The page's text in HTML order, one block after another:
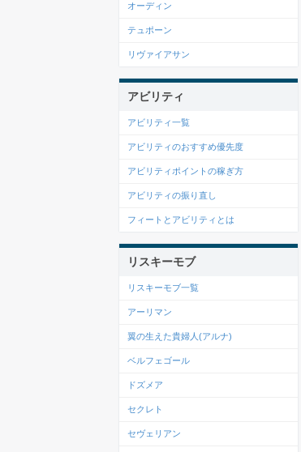
オーディン
テュポーン
リヴァイアサン
アビリティ
アビリティ一覧
アビリティのおすすめ優先度
アビリティポイントの稼ぎ方
アビリティの振り直し
フィートとアビリティとは
リスキーモブ
リスキーモブ一覧
アーリマン
翼の生えた貴婦人(アルナ)
ベルフェゴール
ドズメア
セクレト
セヴェリアン